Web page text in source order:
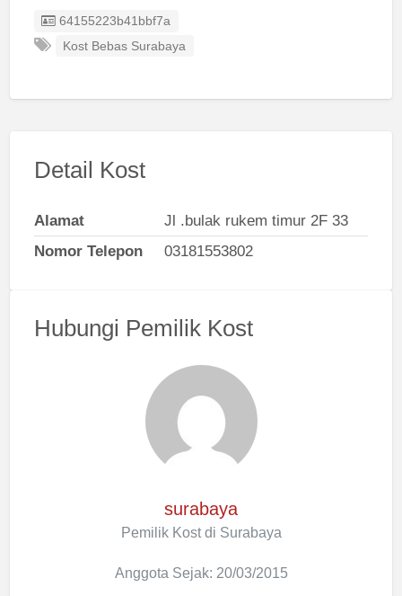
Listing ID
64155223b41bbf7a
Kost Bebas Surabaya
Detail Kost
Alamat
Jl .bulak rukem timur 2F 33
Nomor Telepon
03181553802
Hubungi Pemilik Kost
surabaya
Pemilik Kost di Surabaya
Anggota Sejak: 20/03/2015